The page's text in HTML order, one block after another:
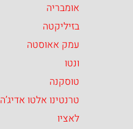
אומבריה
בזיליקטה
עמק אאוסטה
ונטו
טוסקנה
טרנטינו אלטו אדיג’ה
לאציו